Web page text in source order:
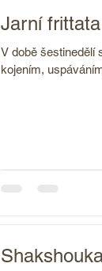
Jarní
V době šestinedělí
kojením,